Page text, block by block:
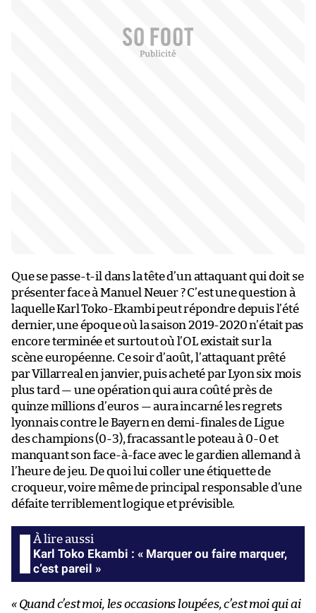
Que se passe-t-il dans la tête d’un attaquant qui doit se
présenter face à Manuel Neuer ? C’est une question à
laquelle Karl Toko-Ekambi peut répondre depuis l’été
dernier, une époque où la saison 2019-2020 n’était pas
encore terminée et surtout où l’OL existait sur la
scène européenne. Ce soir d’août, l’attaquant prêté
par Villarreal en janvier, puis acheté par Lyon six mois
plus tard — une opération qui aura coûté près de
quinze millions d’euros — aura incarné les regrets
lyonnais contre le Bayern en demi-finales de Ligue
des champions (0-3), fracassant le poteau à 0-0 et
manquant son face-à-face avec le gardien allemand à
l’heure de jeu. De quoi lui coller une étiquette de
croqueur, voire même de principal responsable d’une
défaite terriblement logique et prévisible.
Karl Toko Ekambi : « Marquer ou faire marquer,
c’est pareil »
« Quand c’est moi, les occasions loupées, c’est moi qui ai